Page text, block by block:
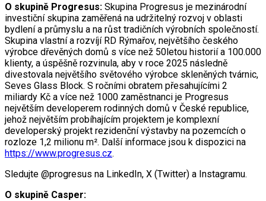
O skupině Progresus: Skupina Progresus je mezinárodní
investiční skupina zaměřená na udržitelný rozvoj v oblasti
bydlení a průmyslu a na růst tradičních výrobních společností.
Skupina vlastní a rozvíjí RD Rýmařov, největšího českého
výrobce dřevěných domů s více než 50letou historií a 100.000
klienty, a úspěšně rozvinula, aby v roce 2025 následně
divestovala největšího světového výrobce skleněných tvárnic,
Seves Glass Block. S ročními obratem přesahujícími 2
miliardy Kč a více než 1000 zaměstnanci je Progresus
největším developerem rodinných domů v České republice,
jehož největším probíhajícím projektem je komplexní
developerský projekt rezidenční výstavby na pozemcích o
rozloze 1,2 milionu m². Další informace jsou k dispozici na
https://www.progresus.cz.
Sledujte @progresus na LinkedIn, X (Twitter) a Instagramu.
O skupině Casper: